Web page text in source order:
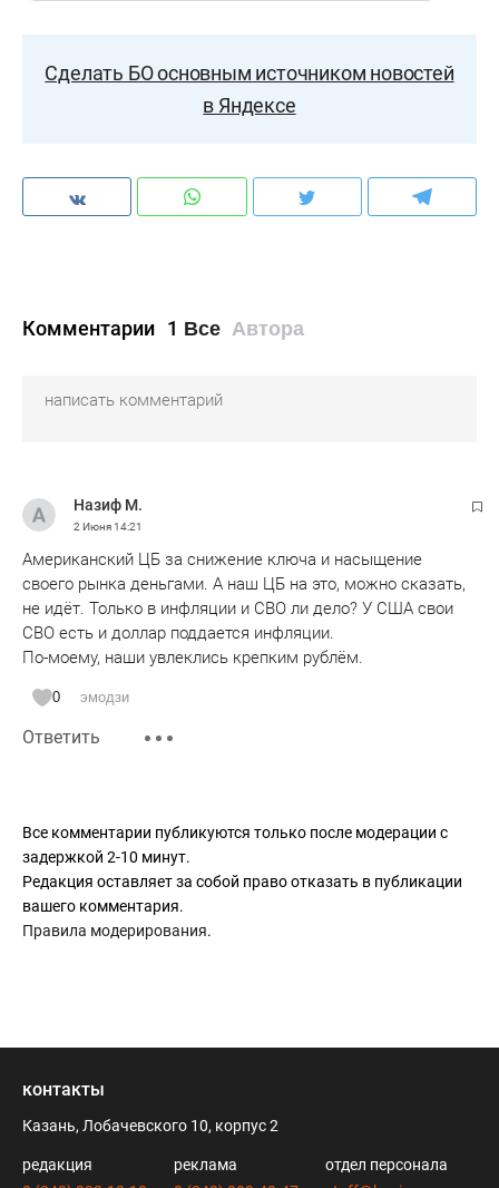
Сделать БО основным источником новостей
в Яндексе
Комментарии 1 Все Автора
Назиф М.
2 Июня14:21
Американский ЦБ за снижение ключа и насыщение
своего рынка деньгами. А наш ЦБ на это, можно сказать,
не идёт. Только в инфляции и СВО ли дело? У США свои
СВО есть и доллар поддается инфляции.
По-моему, наши увлеклись крепким рублём.
0 эмодзи
Ответить
Все комментарии публикуются только после модерации с
задержкой 2-10 минут.
Редакция оставляет за собой право отказать в публикации
вашего комментария.
Правила модерирования.
контакты
Казань, Лобачевского 10, корпус 2
редакция
реклама
отдел персонала